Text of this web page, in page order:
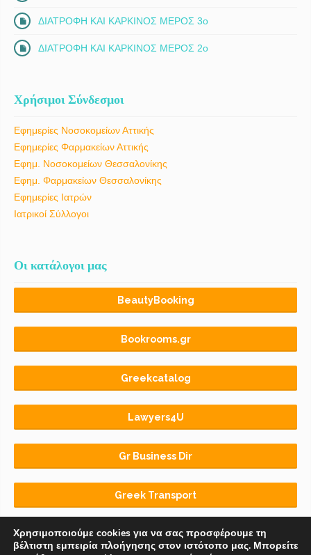
ΔΙΑΤΡΟΦΗ ΚΑΙ ΚΑΡΚΙΝΟΣ ΜΕΡΟΣ 3ο
ΔΙΑΤΡΟΦΗ ΚΑΙ ΚΑΡΚΙΝΟΣ ΜΕΡΟΣ 2ο
Χρήσιμοι Σύνδεσμοι
Εφημερίες Νοσοκομείων Αττικής
Εφημερίες Φαρμακείων Αττικής
Εφημ. Νοσοκομείων Θεσσαλονίκης
Εφημ. Φαρμακείων Θεσσαλονίκης
Εφημερίες Ιατρών
Ιατρικοί Σύλλογοι
Οι κατάλογοι μας
BeautyBooking
Bookrooms.gr
Greekcatalog
Lawyers4U
Gr Business Dir
Greek Transport
Χρησιμοποιούμε cookies για να σας προσφέρουμε τη
βέλτιστη εμπειρία πλοήγησης στον ιστότοπο μας. Μπορείτε